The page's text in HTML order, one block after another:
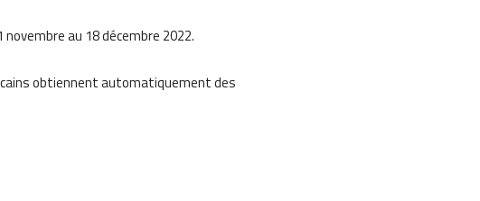
au 18 décembre 2022.
obtiennent automatiquement des